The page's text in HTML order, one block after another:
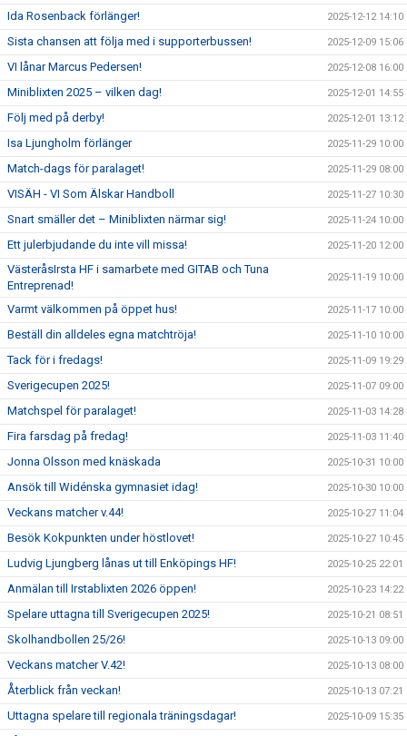
Ida Rosenback förlänger! 2025-12-12 14:10
Sista chansen att följa med i supporterbussen! 2025-12-09 15:06
VI lånar Marcus Pedersen! 2025-12-08 16:00
Miniblixten 2025 – vilken dag! 2025-12-01 14:55
Följ med på derby! 2025-12-01 13:12
Isa Ljungholm förlänger 2025-11-29 10:00
Match-dags för paralaget! 2025-11-29 08:00
VISÄH - VI Som Älskar Handboll 2025-11-27 10:30
Snart smäller det – Miniblixten närmar sig! 2025-11-24 10:00
Ett julerbjudande du inte vill missa! 2025-11-20 12:00
VästeråsIrsta HF i samarbete med GITAB och Tuna
Entreprenad!
2025-11-19 10:00
Varmt välkommen på öppet hus! 2025-11-17 10:00
Beställ din alldeles egna matchtröja! 2025-11-10 10:00
Tack för i fredags! 2025-11-09 19:29
Sverigecupen 2025! 2025-11-07 09:00
Matchspel för paralaget! 2025-11-03 14:28
Fira farsdag på fredag! 2025-11-03 11:40
Jonna Olsson med knäskada 2025-10-31 10:00
Ansök till Widénska gymnasiet idag! 2025-10-30 10:00
Veckans matcher v.44! 2025-10-27 11:04
Besök Kokpunkten under höstlovet! 2025-10-27 10:45
Ludvig Ljungberg lånas ut till Enköpings HF! 2025-10-25 22:01
Anmälan till Irstablixten 2026 öppen! 2025-10-23 14:22
Spelare uttagna till Sverigecupen 2025! 2025-10-21 08:51
Skolhandbollen 25/26! 2025-10-13 09:00
Veckans matcher V.42! 2025-10-13 08:00
Återblick från veckan! 2025-10-13 07:21
Uttagna spelare till regionala träningsdagar! 2025-10-09 15:35